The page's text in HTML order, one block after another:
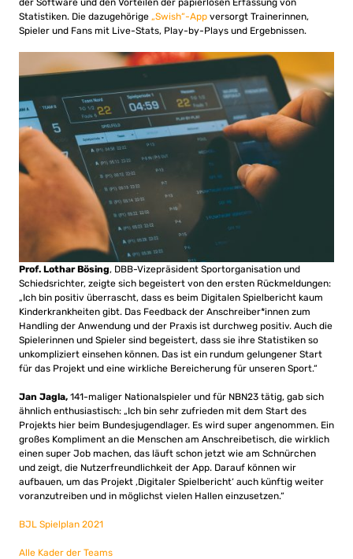
der Software und den Vorteilen der papierlosen Erfassung von
Statistiken. Die dazugehörige „Swish“-App versorgt Trainerinnen,
Spieler und Fans mit Live-Stats, Play-by-Plays und Ergebnissen.
Prof. Lothar Bösing, DBB-Vizepräsident Sportorganisation und
Schiedsrichter, zeigte sich begeistert von den ersten Rückmeldungen:
„Ich bin positiv überrascht, dass es beim Digitalen Spielbericht kaum
Kinderkrankheiten gibt. Das Feedback der Anschreiber*innen zum
Handling der Anwendung und der Praxis ist durchweg positiv. Auch die
Spielerinnen und Spieler sind begeistert, dass sie ihre Statistiken so
unkompliziert einsehen können. Das ist ein rundum gelungener Start
für das Projekt und eine wirkliche Bereicherung für unseren Sport.“
Jan Jagla, 141-maliger Nationalspieler und für NBN23 tätig, gab sich
ähnlich enthusiastisch: „Ich bin sehr zufrieden mit dem Start des
Projekts hier beim Bundesjugendlager. Es wird super angenommen. Ein
großes Kompliment an die Menschen am Anschreibetisch, die wirklich
einen super Job machen, das läuft schon jetzt wie am Schnürchen
und zeigt, die Nutzerfreundlichkeit der App. Darauf können wir
aufbauen, um das Projekt ‚Digitaler Spielbericht‘ auch künftig weiter
voranzutreiben und in möglichst vielen Hallen einzusetzen.“
BJL Spielplan 2021
Alle Kader der Teams